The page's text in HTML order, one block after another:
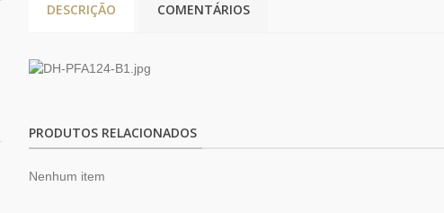
DESCRIÇÃO COMENTÁRIOS
PRODUTOS RELACIONADOS
Nenhum item